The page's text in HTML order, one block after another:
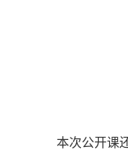
本次公开课